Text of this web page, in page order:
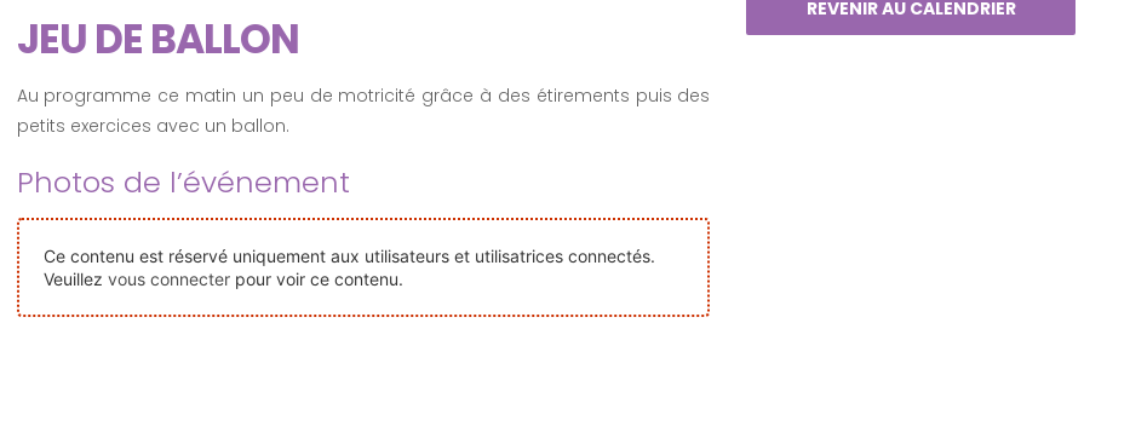
JEU DE BALLON
Au programme ce matin un peu de motricité grâce à des étirements puis des
petits exercices avec un ballon.
Photos de l’événement
Ce contenu est réservé uniquement aux utilisateurs et utilisatrices connectés.
Veuillez vous connecterpour voir ce contenu.
REVENIR AU CALENDRIER